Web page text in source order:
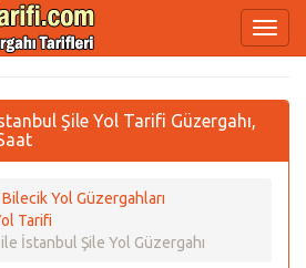
Şile Yol Tarifi Güzergahı,
Bilecik Yol Güzergahları
Tarifi
İstanbul Şile Yol Güzergahı